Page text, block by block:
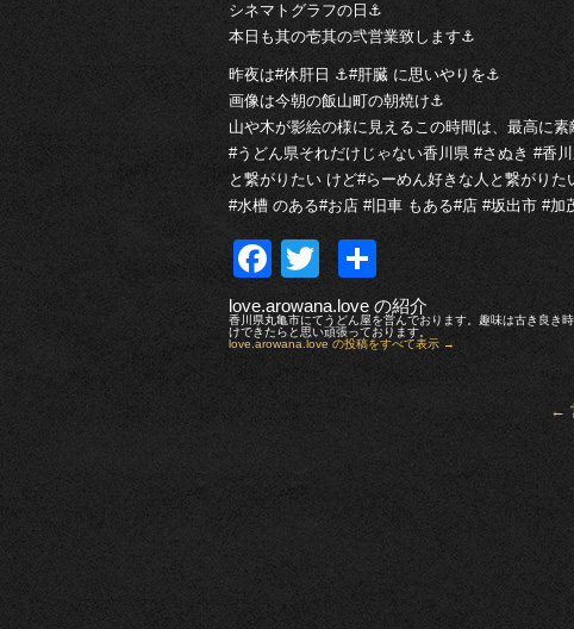
シネマトグラフの日⚓︎
本日も其の壱其の弐営業致します⚓︎
昨夜は#休肝日 ⚓︎#肝臓 に思いやりを⚓︎
画像は今朝の飯山町の朝焼け⚓︎
山や木が影絵の様に見えるこの時間は、最高に素
#うどん県それだけじゃない香川県 #さぬき #香
と繋がりたい けど#らーめん好きな人と繋がり
#水槽 のある#お店 #旧車 もある#店 #坂出市 #加
Facebook
Twitter
共
有
love.arowana.love の紹介
香川県丸亀市にてうどん屋を営んでおります。趣味は古き良き
けできたらと思い頑張っております。
love.arowana.love の投稿をすべて表示 →
←